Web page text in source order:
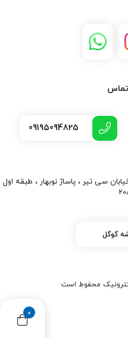
0
تماس
09195094825
سی تیر ، پاساژ نوبهار ، طبقه اول
گوگل
محفوط است